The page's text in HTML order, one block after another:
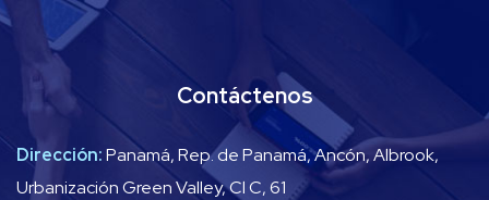
Contáctenos
Dirección:Panamá, Rep. de Panamá, Ancón, Albrook,
Urbanización Green Valley, Cl C, 61